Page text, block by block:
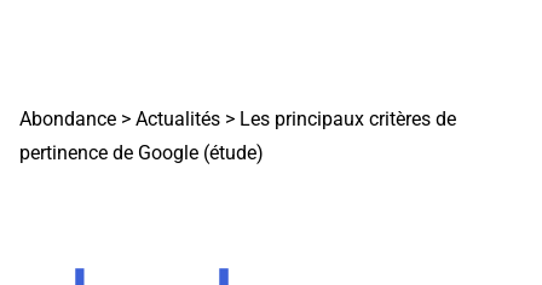
Abondance > Actualités > Les principaux critères de
pertinence de Google (étude)